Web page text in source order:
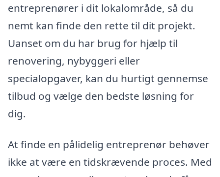
entreprenører i dit lokalområde, så du
nemt kan finde den rette til dit projekt.
Uanset om du har brug for hjælp til
renovering, nybyggeri eller
specialopgaver, kan du hurtigt gennemse
tilbud og vælge den bedste løsning for
dig.
At finde en pålidelig entreprenør behøver
ikke at være en tidskrævende proces. Med